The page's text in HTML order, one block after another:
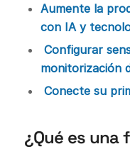
Aumente la
con IA y
Configurar
monitorización
Conecte su
¿Qué es una